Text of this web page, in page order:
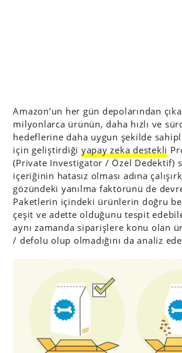
Amazon’un her gün depolarından
milyonlarca ürünün, daha hızlı ve
hedeflerine daha uygun şekilde
için geliştirdiği yapay zeka destekli
(Private Investigator / Özel Dedektif)
içeriğinin hatasız olması adına
gözündeki yanılma faktörünü de devre
Paketlerin içindeki ürünlerin doğru
çeşit ve adette olduğunu tespit
aynı zamanda siparişlere konu olan
/ defolu olup olmadığını da analiz